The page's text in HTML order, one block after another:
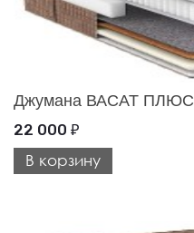
Джумана ВАСАТ ПЛЮС
22 000 ₽
В корзину